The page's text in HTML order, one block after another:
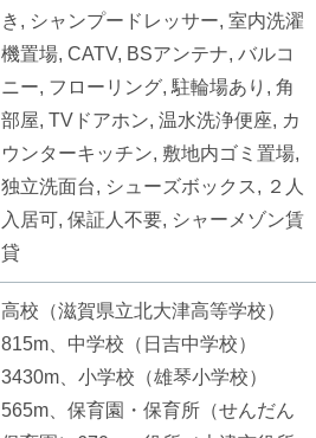
き, シャンプードレッサー, 室内洗濯
機置場, CATV, BSアンテナ, バルコ
ニー, フローリング, 駐輪場あり, 角
部屋, TVドアホン, 温水洗浄便座, カ
ウンターキッチン, 敷地内ゴミ置場,
独立洗面台, シューズボックス, ２人
入居可, 保証人不要, シャーメゾン賃
貸
高校（滋賀県立北大津高等学校）
815m、中学校（日吉中学校）
3430m、小学校（雄琴小学校）
565m、保育園・保育所（せんだん